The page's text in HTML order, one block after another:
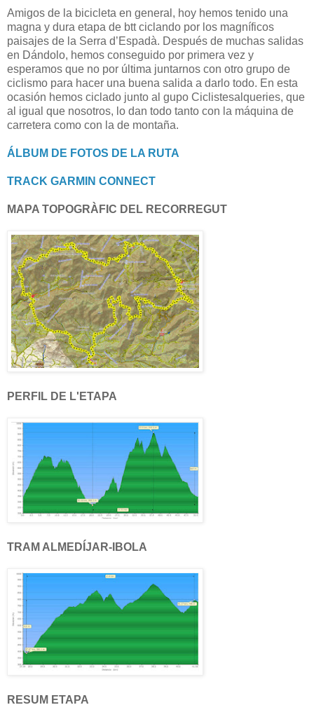
Amigos de la bicicleta en general, hoy hemos tenido una
magna y dura etapa de btt ciclando por los magníficos
paisajes de la Serra d’Espadà. Después de muchas salidas
en Dándolo, hemos conseguido por primera vez y
esperamos que no por última juntarnos con otro grupo de
ciclismo para hacer una buena salida a darlo todo. En esta
ocasión hemos ciclado junto al gupo Ciclistesalqueries, que
al igual que nosotros, lo dan todo tanto con la máquina de
carretera como con la de montaña.
ÁLBUM DE FOTOS DE LA RUTA
TRACK GARMIN CONNECT
MAPA TOPOGRÀFIC DEL RECORREGUT
PERFIL DE L'ETAPA
TRAM ALMEDÍJAR-IBOLA
RESUM ETAPA